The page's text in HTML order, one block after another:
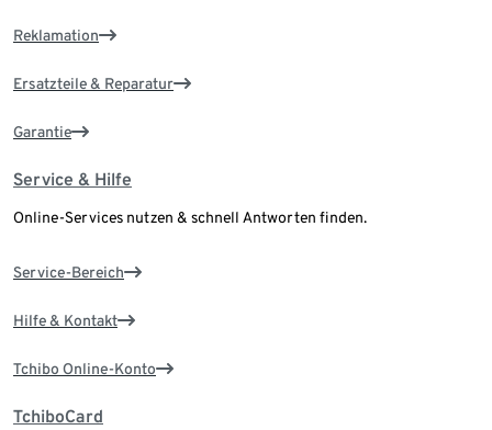
Reklamation
Ersatzteile & Reparatur
Garantie
Service & Hilfe
Online-Services nutzen & schnell Antworten finden.
Service-Bereich
Hilfe & Kontakt
Tchibo Online-Konto
TchiboCard